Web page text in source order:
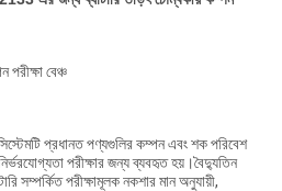
বেঞ্চ
প্রধানত পণ্যগুলির কম্পন এবং শক পরিবেশ
নির্ভরযোগ্যতা পরীক্ষার জন্য ব্যবহৃত হয়।বৈদ্যুতিন
সম্পর্কিত পরীক্ষামূলক নকশার মান অনুযায়ী,